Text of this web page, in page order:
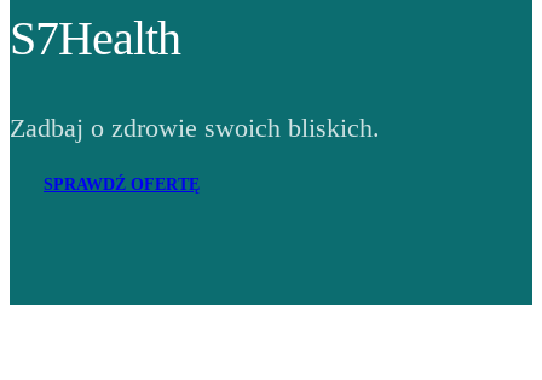
S7Health
Zadbaj o zdrowie swoich bliskich.
SPRAWDŹ OFERTĘ